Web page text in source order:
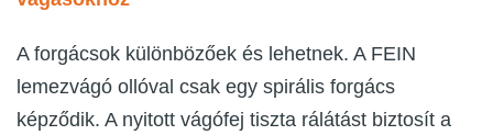
A forgácsok különbözőek és lehetnek. A FEIN
lemezvágó ollóval csak egy spirális forgács
képződik. A nyitott vágófej tiszta rálátást biztosít a